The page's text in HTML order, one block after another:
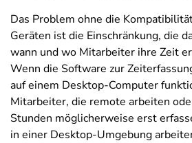
Das Problem ohne die
Geräten ist die Einschränkung, die
wann und wo Mitarbeiter ihre Zeit
Wenn die Software zur
auf einem Desktop-Computer
Mitarbeiter, die remote arbeiten
Stunden möglicherweise erst
in einer Desktop-Umgebung